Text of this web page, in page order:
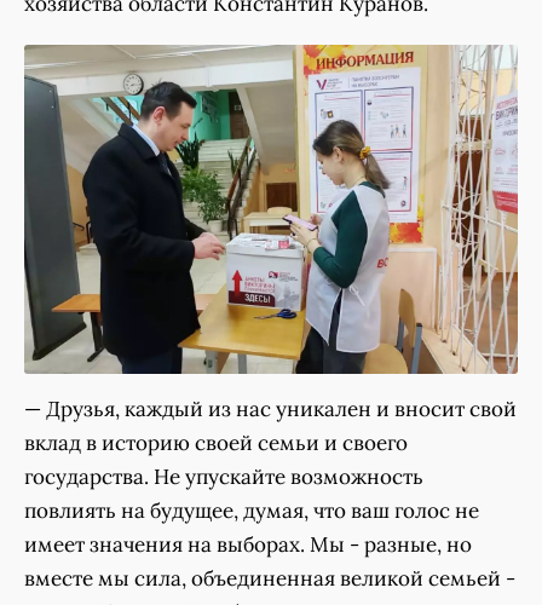
— Друзья, каждый из нас уникален и вносит свой
вклад в историю своей семьи и своего
государства. Не упускайте возможность
повлиять на будущее, думая, что ваш голос не
имеет значения на выборах. Мы - разные, но
вместе мы сила, объединенная великой семьей -